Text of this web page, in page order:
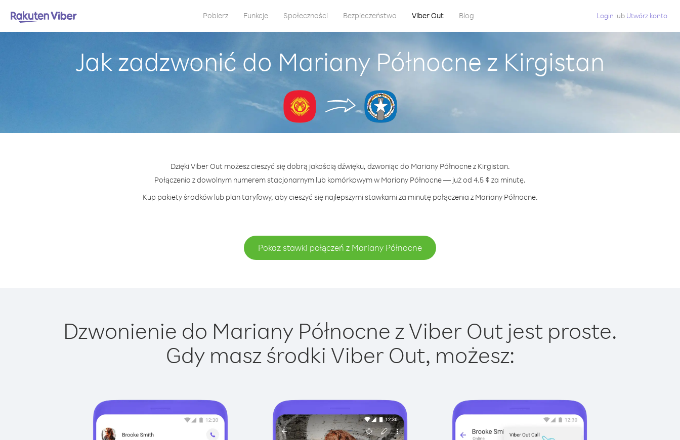
Pobierz Funkcje Społeczności Bezpieczeństwo Viber Out Blog Login lub Utwórz konto
Jak zadzwonić do Mariany Północne z Kirgistan
Dzięki Viber Out możesz cieszyć się dobrą jakością dźwięku, dzwoniąc do Mariany Północne z Kirgistan.
Połączenia z dowolnym numerem stacjonarnym lub komórkowym w Mariany Północne — już od 4.5 ¢ za minutę.
Kup pakiety środków lub plan taryfowy, aby cieszyć się najlepszymi stawkami za minutę połączenia z Mariany Północne.
Pokaż stawki połączeń z Mariany Północne
Dzwonienie do Mariany Północne z Viber Out jest proste.
Gdy masz środki Viber Out, możesz: